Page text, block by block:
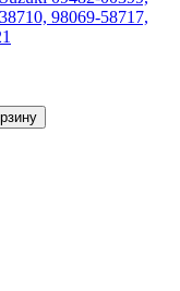
98069-58717,